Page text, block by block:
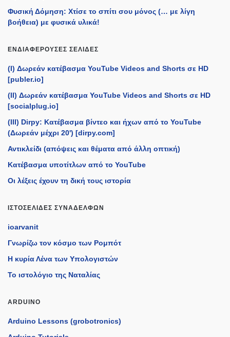
Φυσική Δόμηση: Χτίσε το σπίτι σου μόνος (… με λίγη
βοήθεια) με φυσικά υλικά!
ΕΝΔΙΑΦΈΡΟΥΣΕΣ ΣΕΛΊΔΕΣ
(I) Δωρεάν κατέβασμα YouTube Videos and Shorts σε HD
[publer.io]
(II) Δωρεάν κατέβασμα YouTube Videos and Shorts σε HD
[socialplug.io]
(III) Dirpy: Κατέβασμα βίντεο και ήχων από το YouTube
(Δωρεάν μέχρι 20') [dirpy.com]
Αντικλείδι (απόψεις και θέματα από άλλη οπτική)
Κατέβασμα υποτίτλων από το YouTube
Οι λέξεις έχουν τη δική τους ιστορία
ΙΣΤΟΣΕΛΊΔΕΣ ΣΥΝΑΔΈΛΦΩΝ
ioarvanit
Γνωρίζω τον κόσμο των Ρομπότ
Η κυρία Λένα των Υπολογιστών
Το ιστολόγιο της Ναταλίας
ARDUINO
Arduino Lessons (grobotronics)